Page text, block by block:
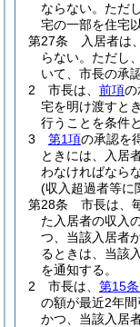
ならない。 ただ
宅の一部を住宅
第27条
入居者は
らない。 ただし
いて、市長の承
2
市長は、 前項の
宅を明け渡すと
行うことを条件
3
第1項の承認を
ときには、入居
わなければならな
(収入超過者等に
第28条
市長は、
た入居者の収入
つ、当該入居者
るときは、当該
を通知する。
2
市長は、 第15
の額が最近2年間
かつ、当該入居